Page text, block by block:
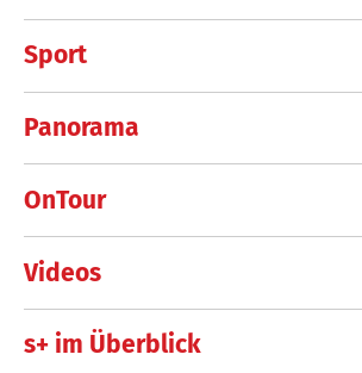
Sport
Panorama
OnTour
Videos
s+ im Überblick